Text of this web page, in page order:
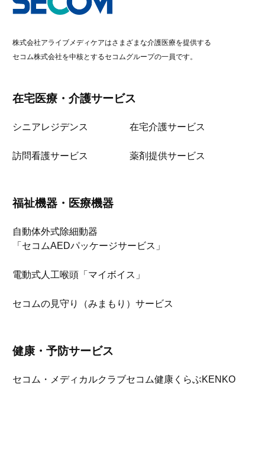
株式会社アライブメディケアはさまざまな介護医療を提供する
セコム株式会社を中核とするセコムグループの一員です。
在宅医療・介護サービス
シニアレジデンス 在宅介護サービス
訪問看護サービス 薬剤提供サービス
福祉機器・医療機器
自動体外式除細動器
「セコムAEDパッケージサービス」
電動式人工喉頭「マイボイス」
セコムの見守り（みまもり）サービス
健康・予防サービス
セコム・メディカルクラブセコム健康くらぶKENKO